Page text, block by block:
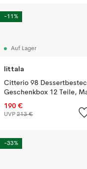
Auf Lager
Iittala
Citterio 98
Geschenkbox 12 Teile,
190 €
UVP 213 €
-11%
-33%